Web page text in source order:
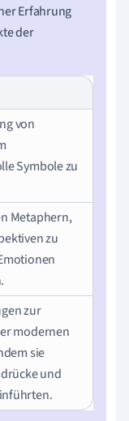
Erfahrung
der
von
Symbole zu
Metaphern,
zu
zur
modernen
sie
und